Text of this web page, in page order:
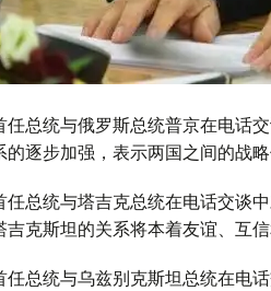
任总统与俄罗斯总统普京在电话
的逐步加强，表示两国之间的战
任总统与塔吉克总统在电话交谈
吉克斯坦的关系将本着友谊、互
任总统与乌兹别克斯坦总统在电